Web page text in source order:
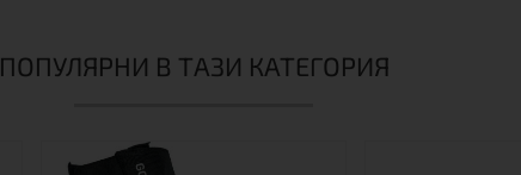
ПОПУЛЯРНИ В ТАЗИ КАТЕГОРИЯ